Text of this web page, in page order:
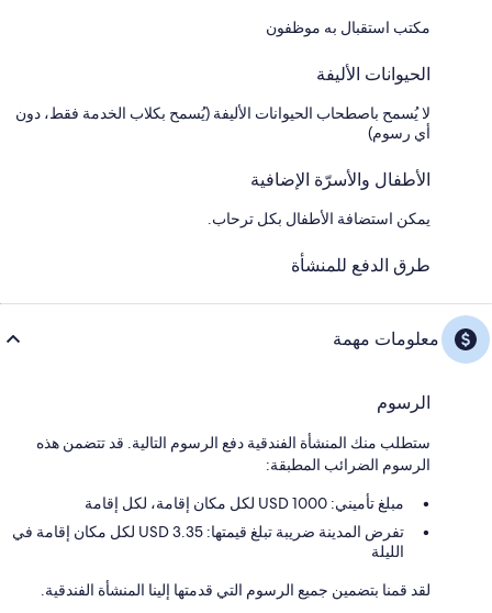
مكتب استقبال به موظفون
الحيوانات الأليفة
لا يُسمح باصطحاب الحيوانات الأليفة (يُسمح بكلاب الخدمة فقط، دون
أي رسوم)
الأطفال والأسرّة الإضافية
يمكن استضافة الأطفال بكل ترحاب.
طرق الدفع للمنشأة
معلومات مهمة
الرسوم
ستطلب منك المنشأة الفندقية دفع الرسوم التالية. قد تتضمن هذه
الرسوم الضرائب المطبقة:
مبلغ تأميني: 1000 USD لكل مكان إقامة، لكل إقامة
تفرض المدينة ضريبة تبلغ قيمتها: 3.35 USD لكل مكان إقامة في
الليلة
لقد قمنا بتضمين جميع الرسوم التي قدمتها إلينا المنشأة الفندقية.